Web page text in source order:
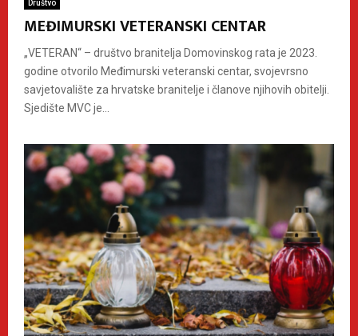
Društvo
MEĐIMURSKI VETERANSKI CENTAR
„VETERAN“ – društvo branitelja Domovinskog rata je 2023.
godine otvorilo Međimurski veteranski centar, svojevrsno
savjetovalište za hrvatske branitelje i članove njihovih obitelji.
Sjedište MVC je...